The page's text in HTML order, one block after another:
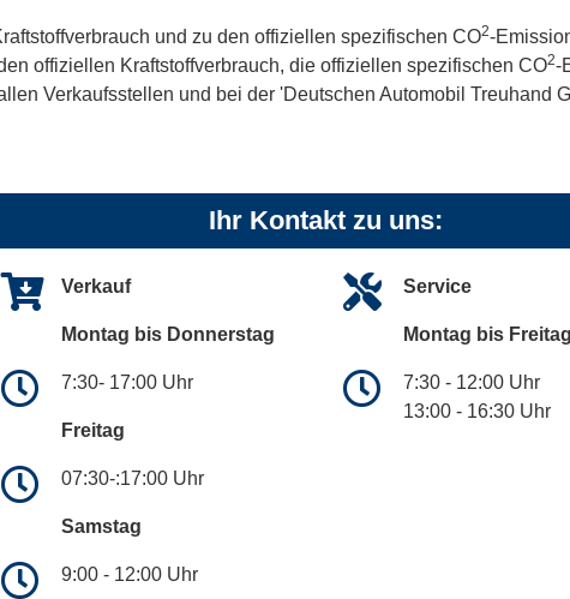
und zu den offiziellen spezifischen CO2-
offiziellen Kraftstoffverbrauch, die offiziellen spezifischen CO2-
Verkaufsstellen und bei der 'Deutschen Automobil Treuhand
Ihr Kontakt zu uns:
Verkauf
Montag bis Donnerstag
7:30- 17:00 Uhr
Freitag
07:30-:17:00 Uhr
Samstag
9:00 - 12:00 Uhr
Service
Montag bis Freitag
7:30 - 12:00 Uhr
13:00 - 16:30 Uhr